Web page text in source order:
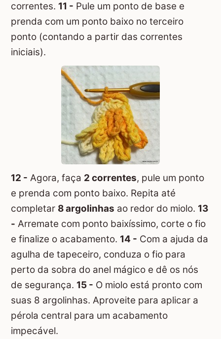
correntes. 11 - Pule um ponto de base e
prenda com um ponto baixo no terceiro
ponto (contando a partir das correntes
iniciais).
12 - Agora, faça 2 correntes, pule um ponto
e prenda com ponto baixo. Repita até
completar 8 argolinhas ao redor do miolo. 13
- Arremate com ponto baixíssimo, corte o fio
e finalize o acabamento. 14 - Com a ajuda da
agulha de tapeceiro, conduza o fio para
perto da sobra do anel mágico e dê os nós
de segurança. 15 - O miolo está pronto com
suas 8 argolinhas. Aproveite para aplicar a
pérola central para um acabamento
impecável.